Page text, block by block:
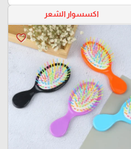
اكسسوار الشعر
favorite_border